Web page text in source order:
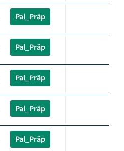
Pal_Präp
Pal_Präp
Pal_Präp
Pal_Präp
Pal_Präp